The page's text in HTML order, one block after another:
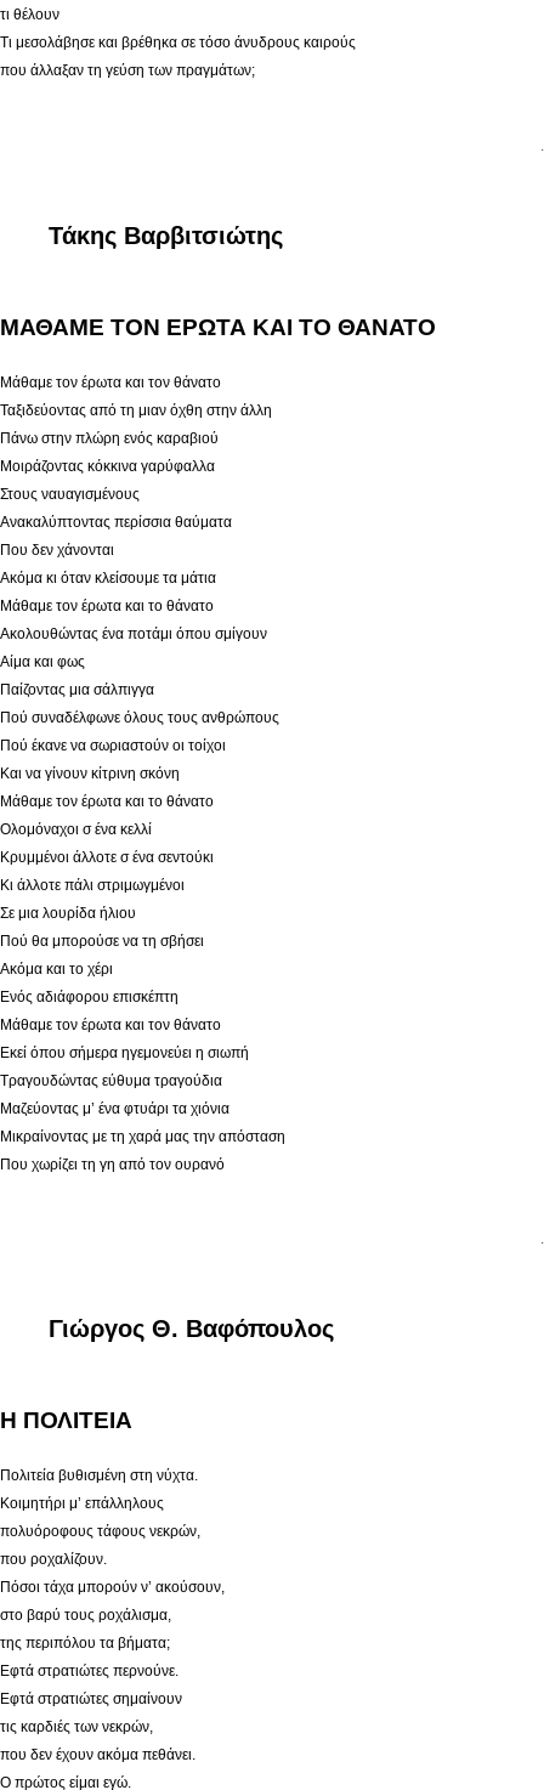
τι θέλουν
Τι μεσολάβησε και βρέθηκα σε τόσο άνυδρους καιρούς
που άλλαξαν τη γεύση των πραγμάτων;
.
Τάκης Βαρβιτσιώτης
ΜΑΘΑΜΕ ΤΟΝ ΕΡΩΤΑ ΚΑΙ ΤΟ ΘΑΝΑΤΟ
Μάθαμε τον έρωτα και τον θάνατο
Ταξιδεύοντας από τη μιαν όχθη στην άλλη
Πάνω στην πλώρη ενός καραβιού
Μοιράζοντας κόκκινα γαρύφαλλα
Στους ναυαγισμένους
Ανακαλύπτοντας περίσσια θαύματα
Που δεν χάνονται
Ακόμα κι όταν κλείσουμε τα μάτια
Μάθαμε τον έρωτα και το θάνατο
Ακολουθώντας ένα ποτάμι όπου σμίγουν
Αίμα και φως
Παίζοντας μια σάλπιγγα
Πού συναδέλφωνε όλους τους ανθρώπους
Πού έκανε να σωριαστούν οι τοίχοι
Και να γίνουν κίτρινη σκόνη
Μάθαμε τον έρωτα και το θάνατο
Ολομόναχοι σ ένα κελλί
Κρυμμένοι άλλοτε σ ένα σεντούκι
Κι άλλοτε πάλι στριμωγμένοι
Σε μια λουρίδα ήλιου
Πού θα μπορούσε να τη σβήσει
Ακόμα και το χέρι
Ενός αδιάφορου επισκέπτη
Μάθαμε τον έρωτα και τον θάνατο
Εκεί όπου σήμερα ηγεμονεύει η σιωπή
Τραγουδώντας εύθυμα τραγούδια
Μαζεύοντας μ’ ένα φτυάρι τα χιόνια
Μικραίνοντας με τη χαρά μας την απόσταση
Που χωρίζει τη γη από τον ουρανό
.
Γιώργος Θ. Βαφόπουλος
Η ΠΟΛΙΤΕΙΑ
Πολιτεία βυθισμένη στη νύχτα.
Κοιμητήρι μ’ επάλληλους
πολυόροφους τάφους νεκρών,
που ροχαλίζουν.
Πόσοι τάχα μπορούν ν’ ακούσουν,
στο βαρύ τους ροχάλισμα,
της περιπόλου τα βήματα;
Εφτά στρατιώτες περνούνε.
Εφτά στρατιώτες σημαίνουν
τις καρδιές των νεκρών,
που δεν έχουν ακόμα πεθάνει.
Ο πρώτος είμαι εγώ.